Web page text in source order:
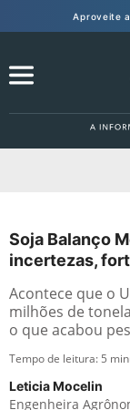
Aproveite
Soja Balanço
incertezas,
Acontece que o
milhões de
o que acabou
Tempo de leitura: 5
Leticia Mocelin
Engenheira